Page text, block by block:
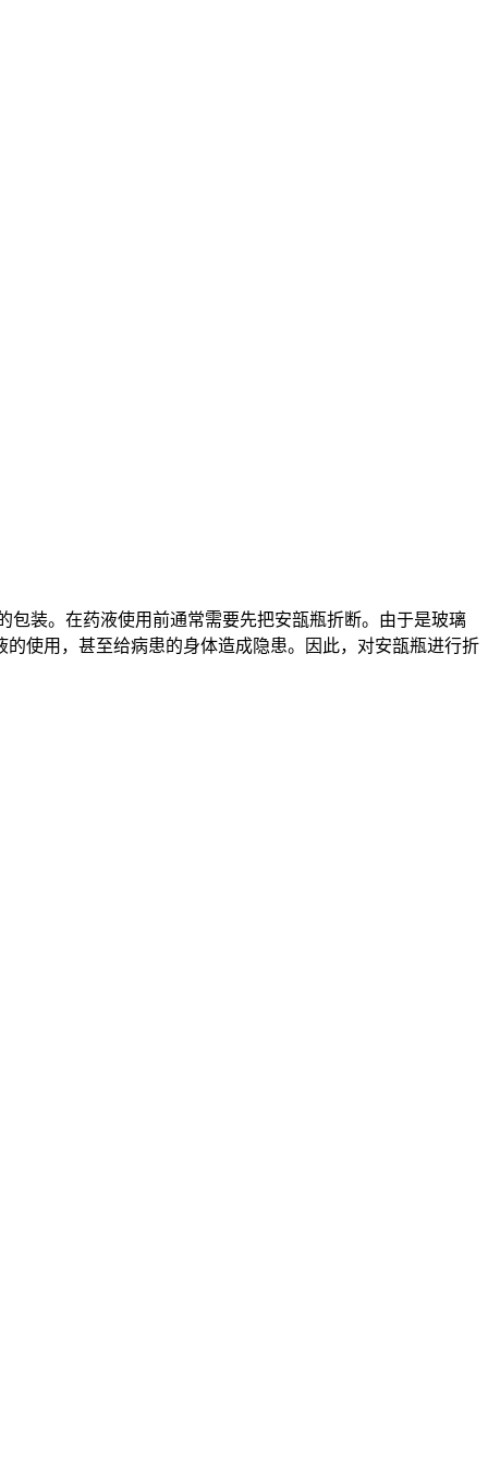
装。在药液使用前通常需要先把安瓿瓶折断。由于是玻璃
使用，甚至给病患的身体造成隐患。因此，对安瓿瓶进行折